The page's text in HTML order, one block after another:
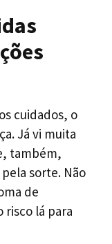
cuidados, o
Já vi muita
também,
sorte. Não
de
risco lá para